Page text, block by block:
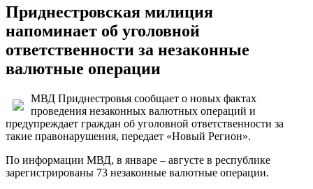
Приднестровская милиция
напоминает об уголовной
ответственности за незаконные
валютные операции
МВД Приднестровья сообщает о новых фактах
проведения незаконных валютных операций и
предупреждает граждан об уголовной ответственности за
такие правонарушения, передает «Новый Регион».
По информации МВД, в январе – августе в республике
зарегистрированы 73 незаконные валютные операции.